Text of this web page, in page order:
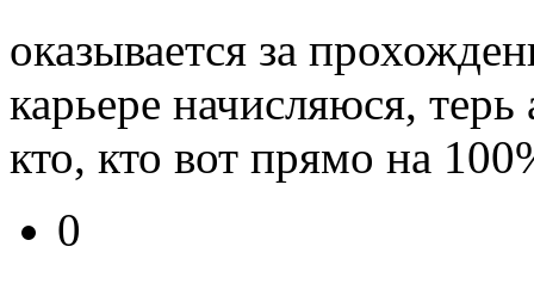
оказывается за
карьере начисляюся,
кто, кто вот прямо на
0